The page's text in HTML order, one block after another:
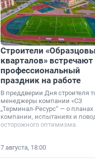
Строители
кварталов» встречают
профессиональный
праздник на работе
В преддверии Дня строителя
менеджеры компании «СЗ
„Терминал-Ресурс“ — о планах
компании, испытаниях и
осторожного оптимизма.
7 августа, 18:00